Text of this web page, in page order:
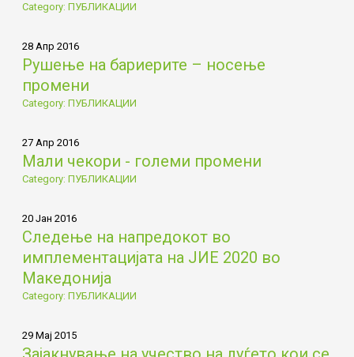
Category: ПУБЛИКАЦИИ
28 Апр 2016
Рушење на бариерите – носење
промени
Category: ПУБЛИКАЦИИ
27 Апр 2016
Мали чекори - големи промени
Category: ПУБЛИКАЦИИ
20 Јан 2016
Следење на напредокот во
имплементацијата на ЈИЕ 2020 во
Македонија
Category: ПУБЛИКАЦИИ
29 Мај 2015